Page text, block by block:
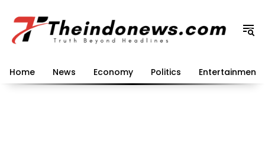
konten
Home News Economy Politics Entertainment